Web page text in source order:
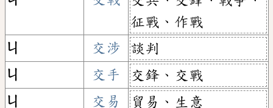
征戰、作戰
ㄐ
交涉
談判
ㄐ
交手
交鋒、交戰
ㄐ
交易
貿易、生意